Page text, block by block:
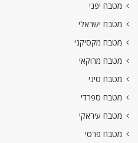
מטבח יפני
מטבח ישראלי
מטבח מקסיקני
מטבח מרוקאי
מטבח סיני
מטבח ספרדי
מטבח עיראקי
מטבח פרסי